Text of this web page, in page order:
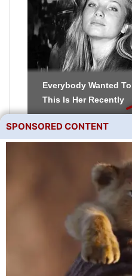
SPONSORED CONTENT